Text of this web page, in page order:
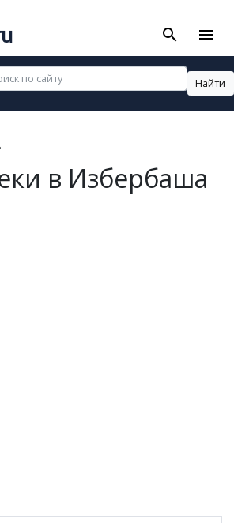
search menu
Найти
в Избербаша